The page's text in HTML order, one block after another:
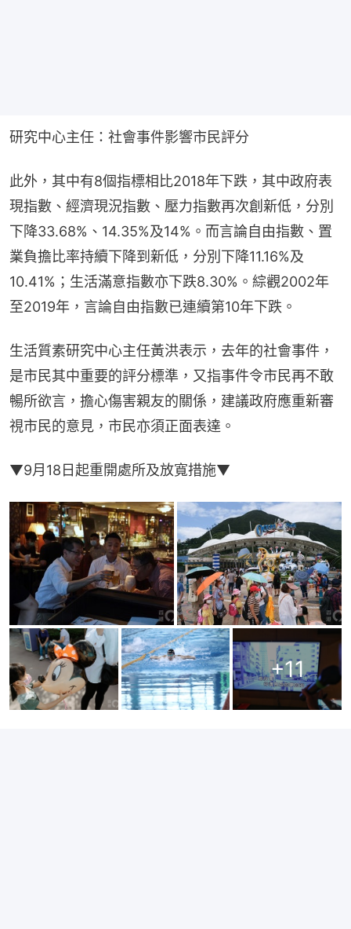
研究中心主任：社會事件影響市民評分
此外，其中有8個指標相比2018年下跌，其中政府表
現指數、經濟現況指數、壓力指數再次創新低，分別
下降33.68%、14.35%及14%。而言論自由指數、置
業負擔比率持續下降到新低，分別下降11.16%及
10.41%；生活滿意指數亦下跌8.30%。綜觀2002年
至2019年，言論自由指數已連續第10年下跌。
生活質素研究中心主任黃洪表示，去年的社會事件，
是市民其中重要的評分標準，又指事件令市民再不敢
暢所欲言，擔心傷害親友的關係，建議政府應重新審
視市民的意見，市民亦須正面表達。
▼9月18日起重開處所及放寬措施▼
+11